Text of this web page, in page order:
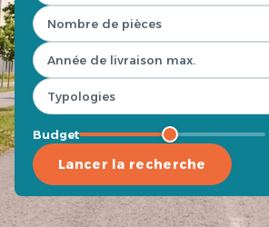
Budget
Lancer la recherche